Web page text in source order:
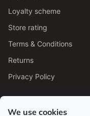
We use cookies
Loyalty scheme
Store rating
Terms & Conditions
Returns
Privacy Policy